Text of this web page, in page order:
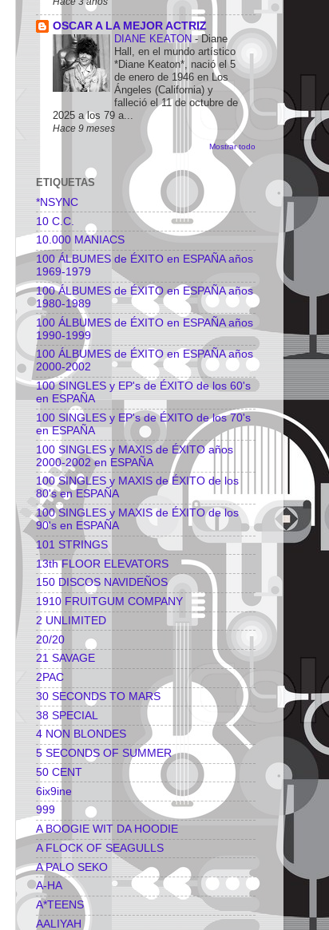
OSCAR A LA MEJOR ACTRIZ
DIANE KEATON-Diane
Hall, en el mundo artístico
*Diane Keaton*, nació el 5
de enero de 1946 en Los
Ángeles (California) y
falleció el 11 de octubre de
2025 a los 79 a...
Hace 9 meses
Mostrar todo
ETIQUETAS
*NSYNC
10 C.C.
10.000 MANIACS
100 ÁLBUMES de ÉXITO en ESPAÑA años
1969-1979
100 ÁLBUMES de ÉXITO en ESPAÑA años
1980-1989
100 ÁLBUMES de ÉXITO en ESPAÑA años
1990-1999
100 ÁLBUMES de ÉXITO en ESPAÑA años
2000-2002
100 SINGLES y EP's de ÉXITO de los 60's
en ESPAÑA
100 SINGLES y EP's de ÉXITO de los 70's
en ESPAÑA
100 SINGLES y MAXIS de ÉXITO años
2000-2002 en ESPAÑA
100 SINGLES y MAXIS de ÉXITO de los
80's en ESPAÑA
100 SINGLES y MAXIS de ÉXITO de los
90's en ESPAÑA
101 STRINGS
13th FLOOR ELEVATORS
150 DISCOS NAVIDEÑOS
1910 FRUITGUM COMPANY
2 UNLIMITED
20/20
21 SAVAGE
2PAC
30 SECONDS TO MARS
38 SPECIAL
4 NON BLONDES
5 SECONDS OF SUMMER
50 CENT
6ix9ine
999
A BOOGIE WIT DA HOODIE
A FLOCK OF SEAGULLS
A PALO SEKO
A-HA
A*TEENS
AALIYAH